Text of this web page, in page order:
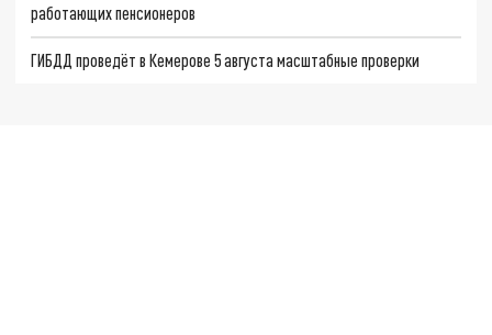
работающих пенсионеров
ГИБДД проведёт в Кемерове 5 августа масштабные проверки